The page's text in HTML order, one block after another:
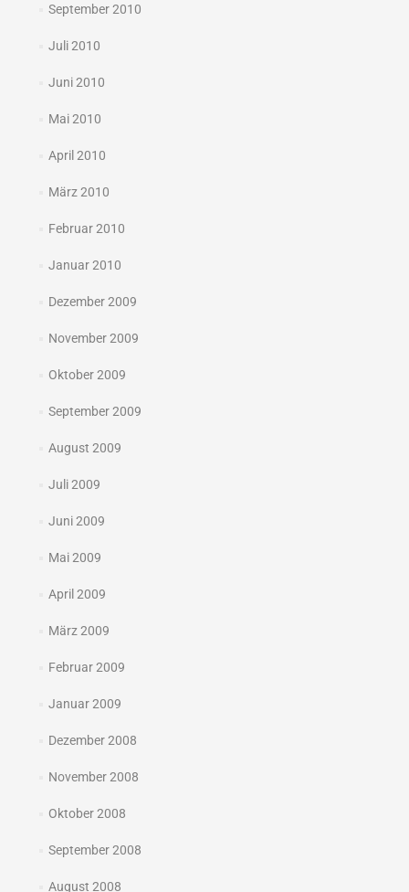
September 2010
Juli 2010
Juni 2010
Mai 2010
April 2010
März 2010
Februar 2010
Januar 2010
Dezember 2009
November 2009
Oktober 2009
September 2009
August 2009
Juli 2009
Juni 2009
Mai 2009
April 2009
März 2009
Februar 2009
Januar 2009
Dezember 2008
November 2008
Oktober 2008
September 2008
August 2008